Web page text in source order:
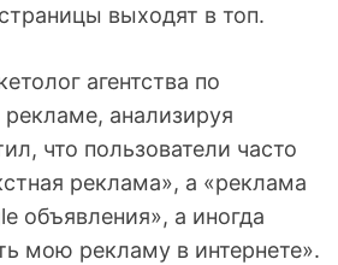
выходят в топ.
агентства по
рекламе, анализируя
что пользователи часто
реклама», а «реклама
объявления», а иногда
мою рекламу в интернете».